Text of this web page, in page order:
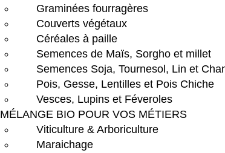
Graminées fourragères
Couverts végétaux
Céréales à paille
Semences de Maïs, Sorgho et millet
Semences Soja, Tournesol, Lin et
Pois, Gesse, Lentilles et Pois Chiche
Vesces, Lupins et Féveroles
MÉLANGE BIO POUR VOS MÉTIERS
Viticulture & Arboriculture
Maraichage